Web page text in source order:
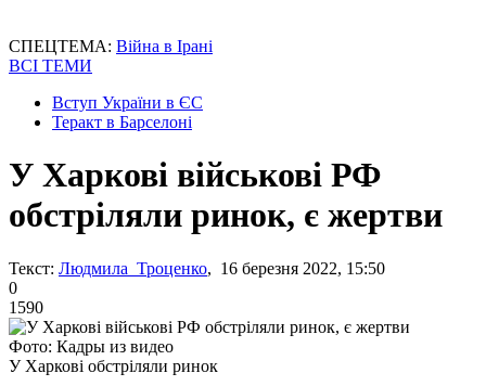
СПЕЦТЕМА: Війна в Ірані
ВСІ ТЕМИ
Вступ України в ЄС
Теракт в Барселоні
У Харкові військові РФ
обстріляли ринок, є жертви
Текст: Людмила Троценко, 16 березня 2022, 15:50
0
1590
Фото: Кадры из видео
У Харкові обстріляли ринок